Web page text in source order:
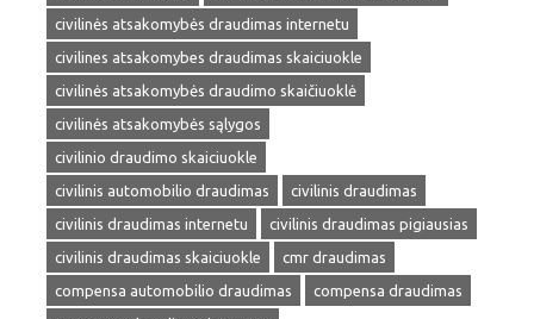
civilinės atsakomybės draudimas internetu
civilines atsakomybes draudimas skaiciuokle
civilinės atsakomybės draudimo skaičiuoklė
civilinės atsakomybės sąlygos
civilinio draudimo skaiciuokle
civilinis automobilio draudimas
civilinis draudimas
civilinis draudimas internetu
civilinis draudimas pigiausias
civilinis draudimas skaiciuokle
cmr draudimas
compensa automobilio draudimas
compensa draudimas